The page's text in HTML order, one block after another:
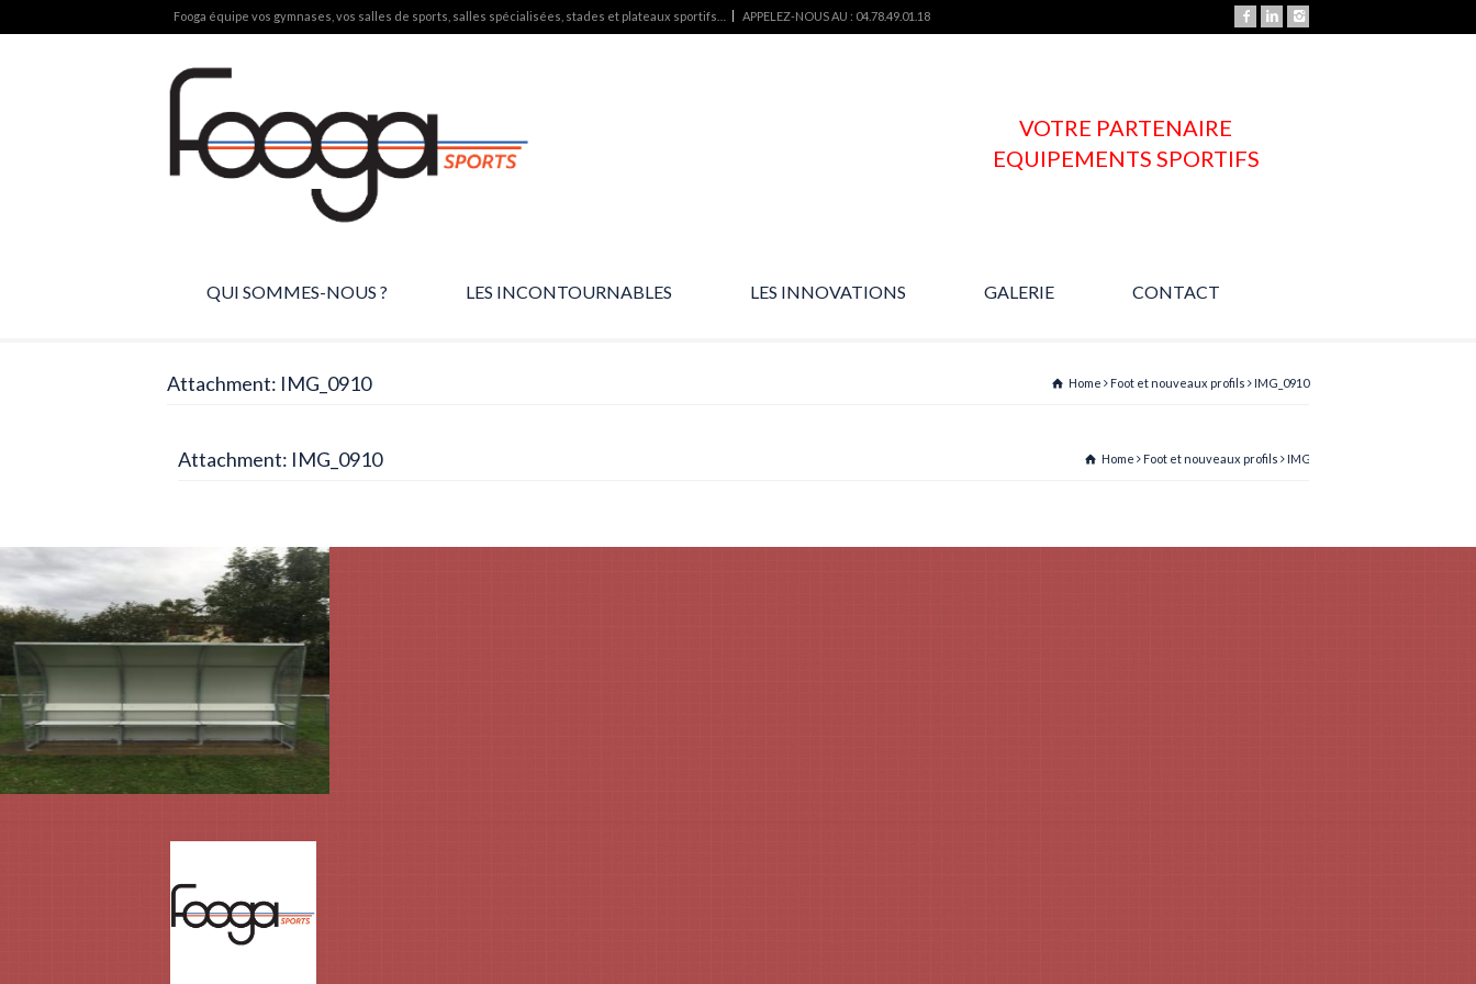
Fooga équipe vos gymnases, vos salles de sports, salles spécialisées, stades et plateaux sportifs… APPELEZ-NOUS AU : 04.78.49.01.18
VOTRE PARTENAIRE
EQUIPEMENTS SPORTIFS
QUI SOMMES-NOUS ? LES INCONTOURNABLES LES INNOVATIONS GALERIE CONTACT
Attachment: IMG_0910 Home Foot et nouveaux profils IMG_0910
Attachment: IMG_0910 Home Foot et nouveaux profils IMG_0910